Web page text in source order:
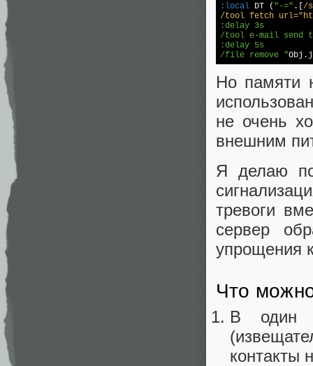
:local DT ( "-=" .[/
/tool fetch
:delay 3s
/tool e-mail send
:delay 5s
/file remove "
Но памяти
не очень
внешним
Я делаю
тревоги
сервер
упрощения
Что
В один
контакты